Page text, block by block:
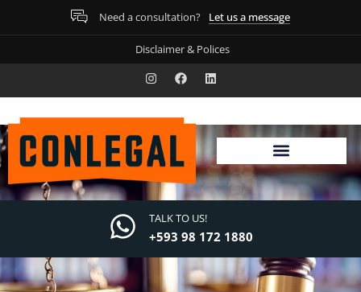
Need a consultation? Let us a message
Disclaimer & Polices
TALK TO US!
+593 98 172 1880